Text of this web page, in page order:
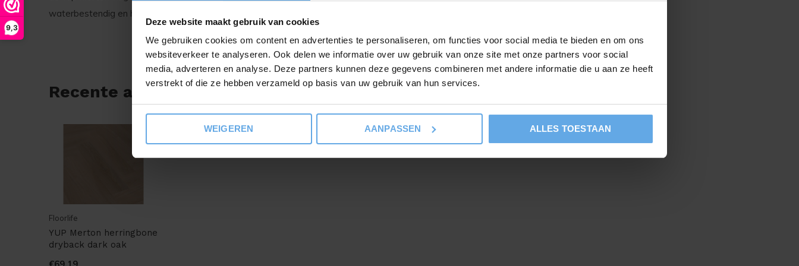
Deze website maakt gebruik van cookies
We gebruiken cookies om content en advertenties te personaliseren, om functies voor social media te bieden en om ons
websiteverkeer te analyseren. Ook delen we informatie over uw gebruik van onze site met onze partners voor social
media, adverteren en analyse. Deze partners kunnen deze gegevens combineren met andere informatie die u aan ze heeft
verstrekt of die ze hebben verzameld op basis van uw gebruik van hun services.
WEIGEREN AANPASSEN ALLES TOESTAAN
9,3
waterbestendig en heeft weinig onderhoud nodig.
Recente artikelen
Floorlife
YUP Merton herringbone
dryback dark oak